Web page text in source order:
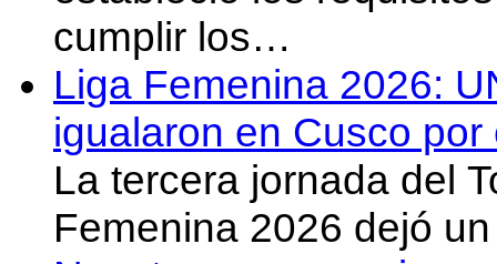
cumplir los…
Liga Femenina 2026:
igualaron en Cusco
La tercera jornada del
Femenina 2026 dejó